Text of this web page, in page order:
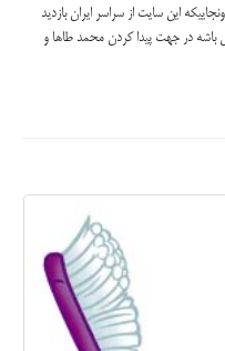
این سایت از سراسر ایران بازدید
باشه در جهت پیدا کردن محمد طاها و